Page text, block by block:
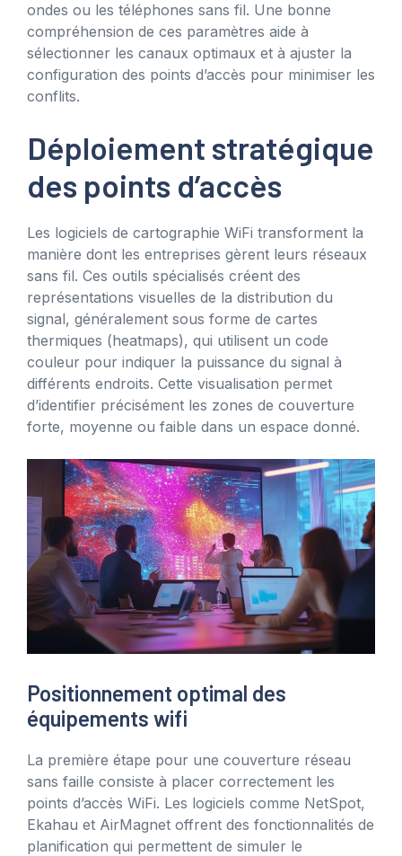
ondes ou les téléphones sans fil. Une bonne
compréhension de ces paramètres aide à
sélectionner les canaux optimaux et à ajuster la
configuration des points d’accès pour minimiser les
conflits.
Déploiement stratégique
des points d’accès
Les logiciels de cartographie WiFi transforment la
manière dont les entreprises gèrent leurs réseaux
sans fil. Ces outils spécialisés créent des
représentations visuelles de la distribution du
signal, généralement sous forme de cartes
thermiques (heatmaps), qui utilisent un code
couleur pour indiquer la puissance du signal à
différents endroits. Cette visualisation permet
d’identifier précisément les zones de couverture
forte, moyenne ou faible dans un espace donné.
Positionnement optimal des
équipements wifi
La première étape pour une couverture réseau
sans faille consiste à placer correctement les
points d’accès WiFi. Les logiciels comme NetSpot,
Ekahau et AirMagnet offrent des fonctionnalités de
planification qui permettent de simuler le